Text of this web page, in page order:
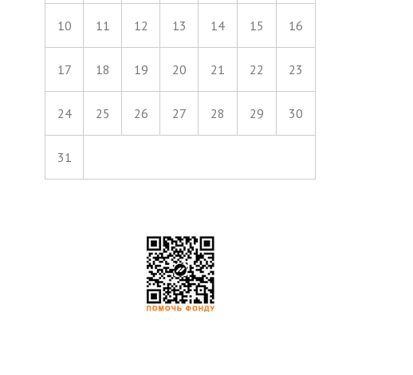
10 11 12 13 14 15 16
17 18 19 20 21 22 23
24 25 26 27 28 29 30
31